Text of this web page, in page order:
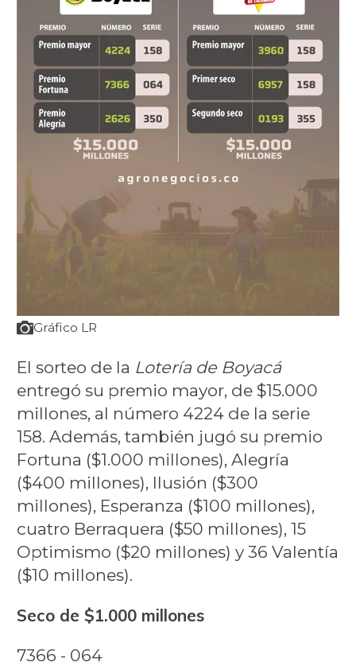
Gráfico LR
El sorteo de la Lotería de Boyacá
entregó su premio mayor, de $15.000
millones, al número 4224 de la serie
158. Además, también jugó su premio
Fortuna ($1.000 millones), Alegría
($400 millones), Ilusión ($300
millones), Esperanza ($100 millones),
cuatro Berraquera ($50 millones), 15
Optimismo ($20 millones) y 36 Valentía
($10 millones).
Seco de $1.000 millones
7366 - 064